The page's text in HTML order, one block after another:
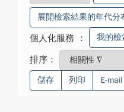
展開檢索結果的年代分
個人化服務 ： 我的檢
排序：
儲存 列印 E-mail